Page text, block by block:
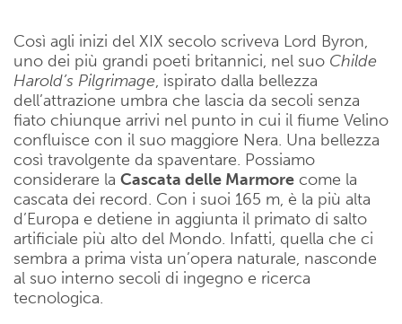
Così agli inizi del XIX secolo scriveva Lord Byron,
uno dei più grandi poeti britannici, nel suo Childe
Harold’s Pilgrimage, ispirato dalla bellezza
dell’attrazione umbra che lascia da secoli senza
fiato chiunque arrivi nel punto in cui il fiume Velino
confluisce con il suo maggiore Nera. Una bellezza
così travolgente da spaventare. Possiamo
considerare la Cascata delle Marmore come la
cascata dei record. Con i suoi 165 m, è la più alta
d’Europa e detiene in aggiunta il primato di salto
artificiale più alto del Mondo. Infatti, quella che ci
sembra a prima vista un’opera naturale, nasconde
al suo interno secoli di ingegno e ricerca
tecnologica.